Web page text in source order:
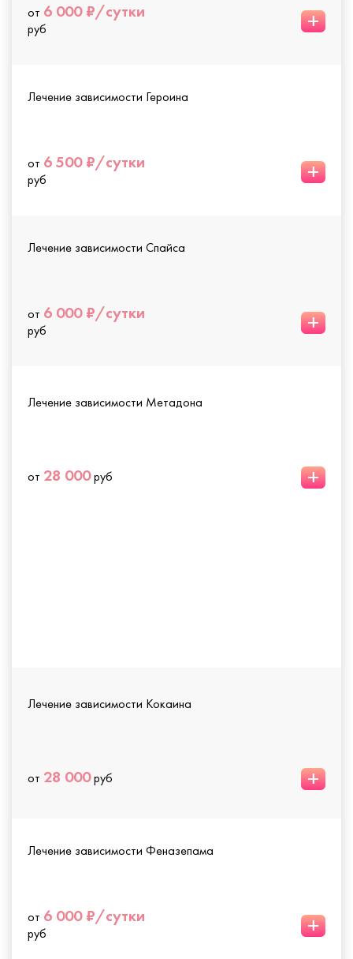
от 6 000 ₽/сутки
руб +
Лечение зависимости Героина
от 6 500 ₽/сутки
руб +
Лечение зависимости Спайса
от 6 000 ₽/сутки
руб +
Лечение зависимости Метадона
от 28 000руб +
Лечение зависимости Кокаина
от 28 000руб +
Лечение зависимости Феназепама
от 6 000 ₽/сутки
руб +